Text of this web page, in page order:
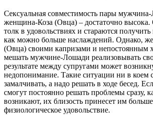
Сексуальная совместимость пары
женщина-Коза (Овца) – достаточно
толк в удовольствиях и стараются получить
как можно больше наслаждений. Однако,
(Овца) своими капризами и непостоянным
мешать мужчине-Лошади реализовывать
результате между супругами может
недопонимание. Такие ситуации ни в коем
замалчивать, а надо решать в ходе бесед.
смогут постоянно решать проблемы сразу,
возникают, их близость принесет им
физиологическое удовольствие.